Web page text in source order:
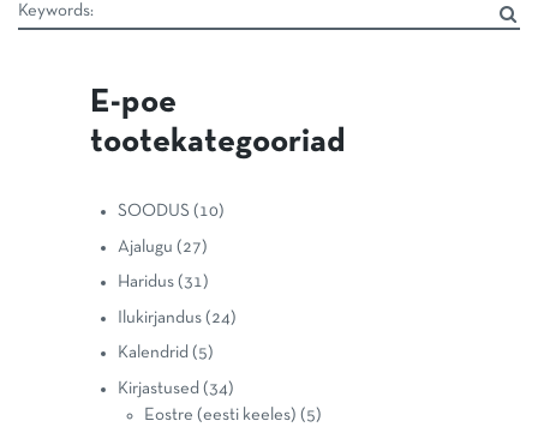
E-poe
tootekategooriad
SOODUS (10)
Ajalugu (27)
Haridus (31)
Ilukirjandus (24)
Kalendrid (5)
Kirjastused (34)
Eostre (eesti keeles) (5)